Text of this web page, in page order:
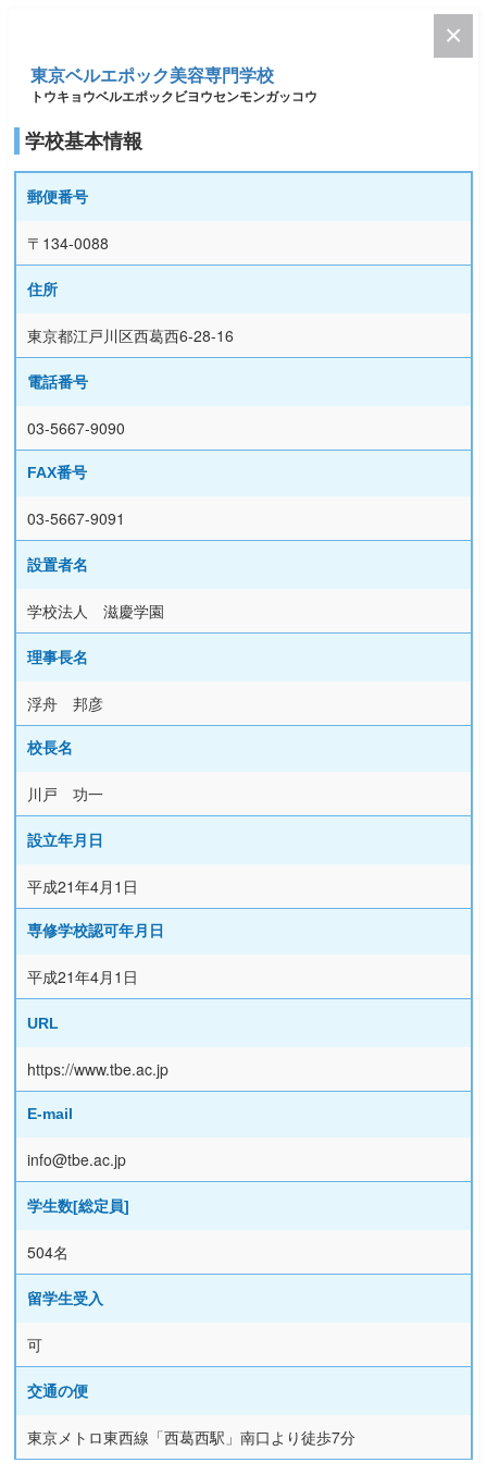
東京ベルエポック美容専門学校
トウキョウベルエポックビヨウセンモンガッコウ
学校基本情報
郵便番号
〒134-0088
住所
東京都江戸川区西葛西6-28-16
電話番号
03-5667-9090
FAX番号
03-5667-9091
設置者名
学校法人 滋慶学園
理事長名
浮舟 邦彦
校長名
川戸 功一
設立年月日
平成21年4月1日
専修学校認可年月日
平成21年4月1日
URL
https://www.tbe.ac.jp
E-mail
info@tbe.ac.jp
学生数[総定員]
504名
留学生受入
可
交通の便
東京メトロ東西線「西葛西駅」南口より徒歩7分